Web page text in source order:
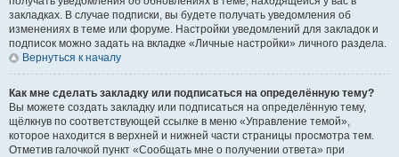
закладках. В случае подписки, вы будете получать уведомления об
изменениях в теме или форуме. Настройки уведомлений для закладок и
подписок можно задать на вкладке «Личные настройки» личного раздела.
Вернуться к началу
Как мне сделать закладку или подписаться на определённую тему?
Вы можете создать закладку или подписаться на определённую тему,
щёлкнув по соответствующей ссылке в меню «Управление темой»,
которое находится в верхней и нижней части страницы просмотра тем.
Отметив галочкой пункт «Сообщать мне о получении ответа» при